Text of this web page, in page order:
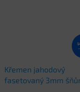
Křemen jahodový
fasetovaný 3mm